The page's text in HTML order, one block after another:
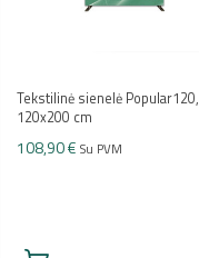
Tekstilinė sienelė Popular120,
120x200 cm
108,90 € Su PVM